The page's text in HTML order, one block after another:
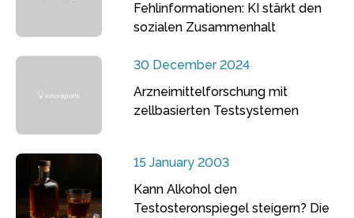
Fehlinformationen: KI stärkt den
sozialen Zusammenhalt
30 December 2024
Arzneimittelforschung mit
zellbasierten Testsystemen
15 January 2003
Kann Alkohol den
Testosteronspiegel steigern? Die